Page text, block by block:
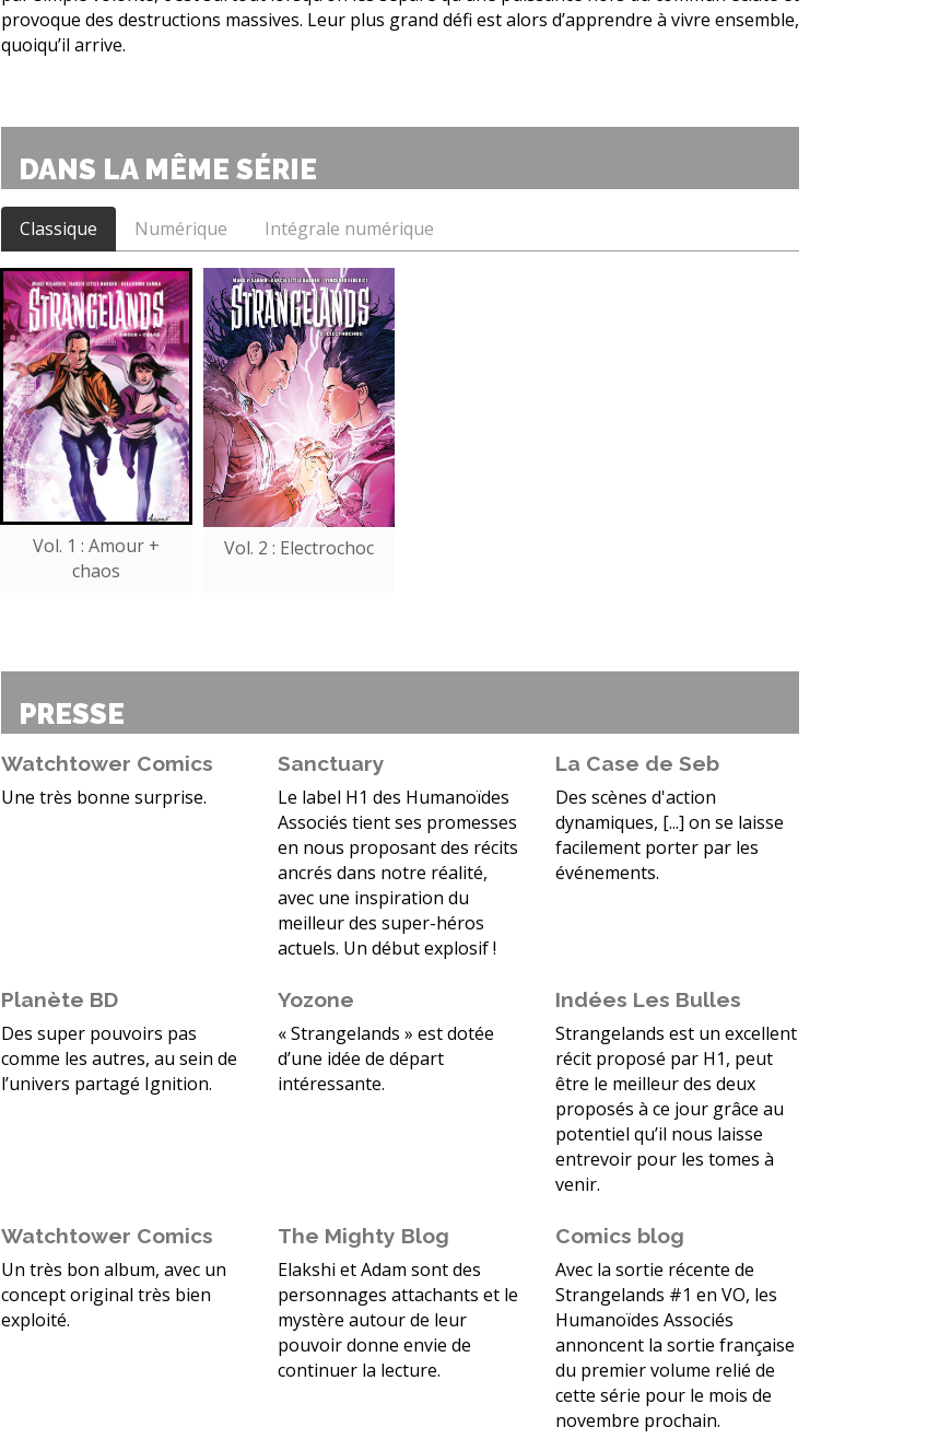
provoque des destructions massives. Leur plus grand défi est alors d’apprendre à vivre ensemble,
quoiqu’il arrive.
DANS LA MÊME SÉRIE
Classique Numérique Intégrale numérique
Vol. 1 : Amour +
chaos
Vol. 2 : Electrochoc
PRESSE
Watchtower Comics
Une très bonne surprise.
Sanctuary
Le label H1 des Humanoïdes
Associés tient ses promesses
en nous proposant des récits
ancrés dans notre réalité,
avec une inspiration du
meilleur des super-héros
actuels. Un début explosif !
La Case de Seb
Des scènes d'action
dynamiques, [...] on se laisse
facilement porter par les
événements.
Planète BD
Des super pouvoirs pas
comme les autres, au sein de
l’univers partagé Ignition.
Yozone
« Strangelands » est dotée
d’une idée de départ
intéressante.
Indées Les Bulles
Strangelands est un excellent
récit proposé par H1, peut
être le meilleur des deux
proposés à ce jour grâce au
potentiel qu’il nous laisse
entrevoir pour les tomes à
venir.
Watchtower Comics
Un très bon album, avec un
concept original très bien
exploité.
The Mighty Blog
Elakshi et Adam sont des
personnages attachants et le
mystère autour de leur
pouvoir donne envie de
continuer la lecture.
Comics blog
Avec la sortie récente de
Strangelands #1 en VO, les
Humanoïdes Associés
annoncent la sortie française
du premier volume relié de
cette série pour le mois de
novembre prochain.